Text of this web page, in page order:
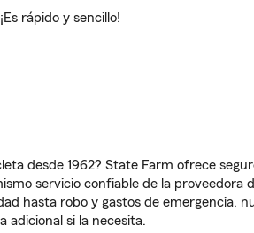
rápido y sencillo!
desde 1962? State Farm ofrece
servicio confiable de la proveedora
hasta robo y gastos de emergencia,
adicional si la necesita.